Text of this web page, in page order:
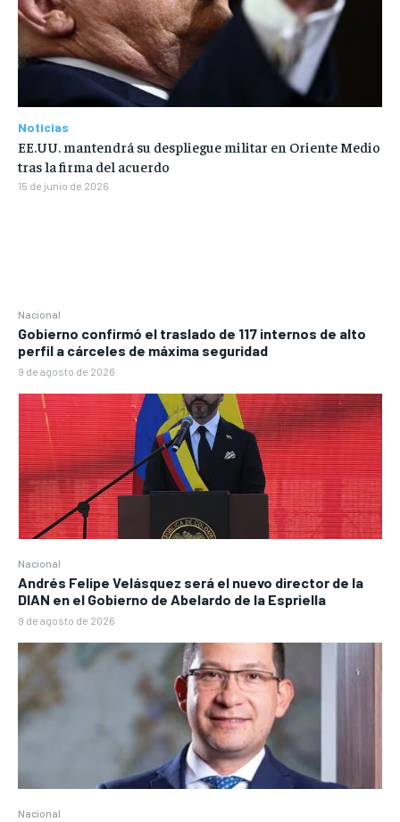
Nacional
Gobierno confirmó el traslado de 117 internos de alto
perfil a cárceles de máxima seguridad
9 de agosto de 2026
Nacional
Andrés Felipe Velásquez será el nuevo director de la
DIAN en el Gobierno de Abelardo de la Espriella
9 de agosto de 2026
Nacional
Noticias
EE.UU. mantendrá su despliegue militar en Oriente Medio
tras la firma del acuerdo
15 de junio de 2026